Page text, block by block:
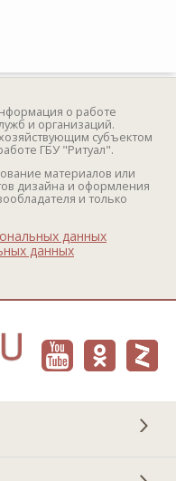
о работе
и организаций.
субъектом
ГБУ "Ритуал".
материалов или
дизайна и оформления
и только
данных
данных